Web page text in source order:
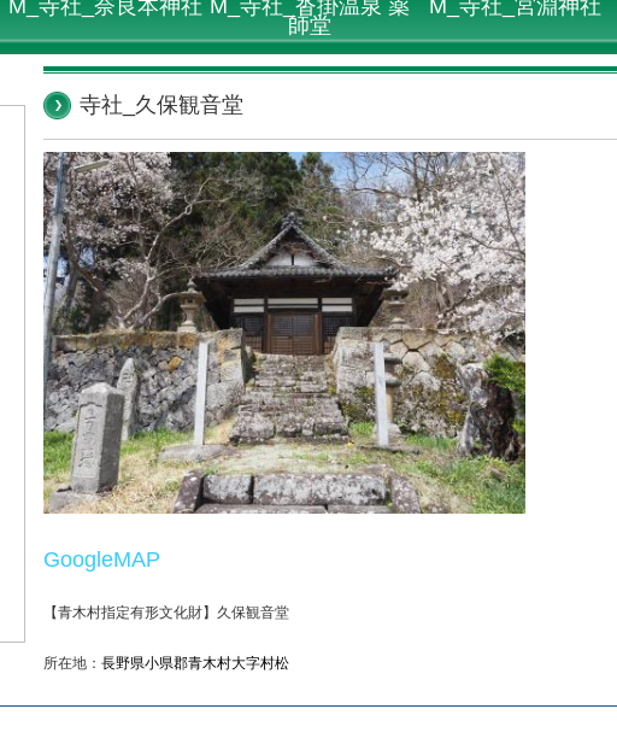
M_寺社_奈良本神社 M_寺社_沓掛温泉 薬
師堂
M_寺社_宮淵神社
寺社_久保観音堂
GoogleMAP
【青木村指定有形文化財】久保観音堂
所在地： 長野県小県郡青木村大字村松